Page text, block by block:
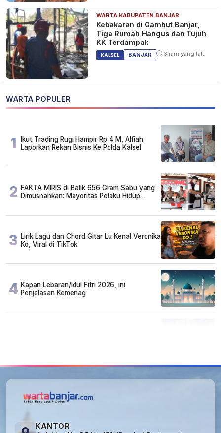
WARTA KABUPATEN BANJAR
Kebakaran di Gambut Banjar,
Tiga Rumah Hangus dan Tujuh
KK Terdampak
KALSEL BANJAR 3 jam yang lalu
WARTA POPULER
1
Ikut Trading Rugi Hampir Rp 4 M, Alfiah
Laporkan Rekan Bisnis Ke Polda Kalsel
2 FAKTA MIRIS di Balik 656 Gram Sabu yang
Dimusnahkan: Mayoritas Pelaku Hidup
3 Lirik Lagu dan Chord Gitar Lu Kenal Veronika
Ko, Viral di TikTok
4 Kapan Lebaran/Idul Fitri 2026, ini
Penjelasan Kemenag
KANTOR